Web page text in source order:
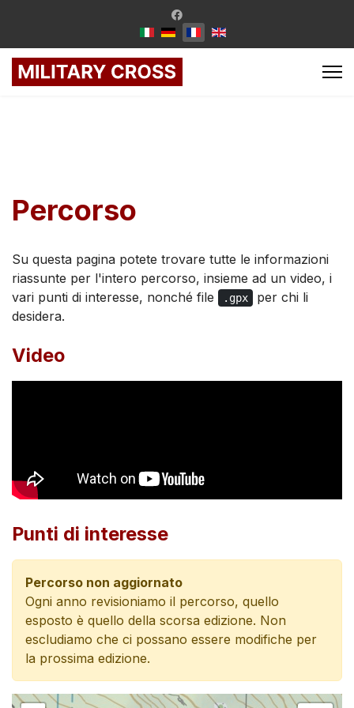
Percorso
Su questa pagina potete trovare tutte le informazioni
riassunte per l'intero percorso, insieme ad un video, i
vari punti di interesse, nonché file
.gpx
per chi li
desidera.
Video
Punti di interesse
Percorso non aggiornato
Ogni anno revisioniamo il percorso, quello
esposto è quello della scorsa edizione. Non
escludiamo che ci possano essere modifiche per
la prossima edizione.